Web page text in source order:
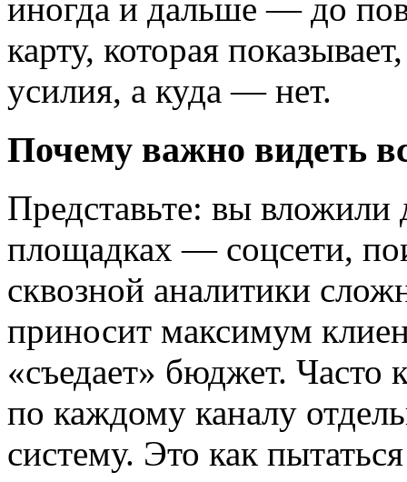
иногда и дальше — до
карту, которая
усилия, а куда — нет.
Почему важно видеть
Представьте: вы вложили
площадках — соцсети,
сквозной аналитики
приносит максимум
«съедает» бюджет. Часто
по каждому каналу
систему. Это как